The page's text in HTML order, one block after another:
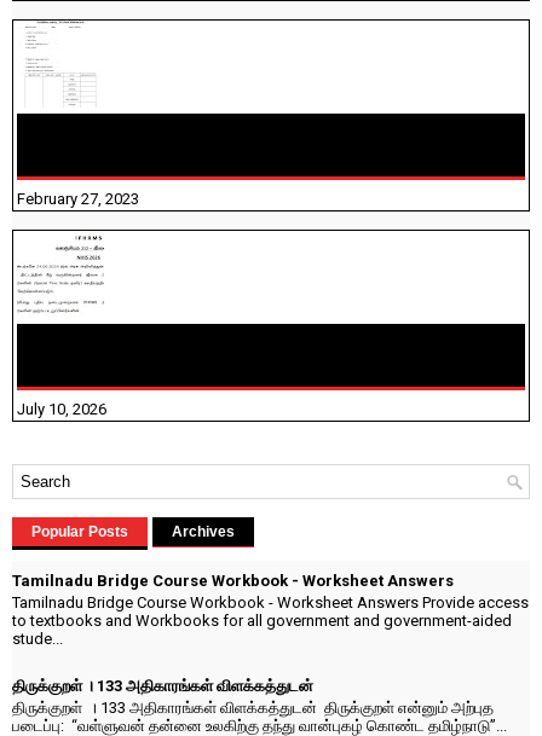
February 27, 2023
July 10, 2026
Popular Posts Archives
Tamilnadu Bridge Course Workbook - Worksheet Answers
Tamilnadu Bridge Course Workbook - Worksheet Answers Provide access
to textbooks and Workbooks for all government and government-aided
stude...
திருக்குறள் । 133 அதிகாரங்கள் விளக்கத்துடன்
திருக்குறள் । 133 அதிகாரங்கள் விளக்கத்துடன் திருக்குறள் என்னும் அற்புத
படைப்பு: “வள்ளுவன் தன்னை உலகிற்கு தந்து வான்புகழ் கொண்ட தமிழ்நாடு”...